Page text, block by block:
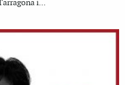
i...